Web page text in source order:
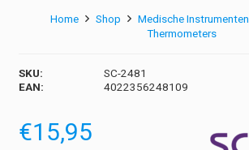
Home Shop Medische Instrumenten
Thermometers
SKU:
SC-2481
EAN:
4022356248109
€15,95